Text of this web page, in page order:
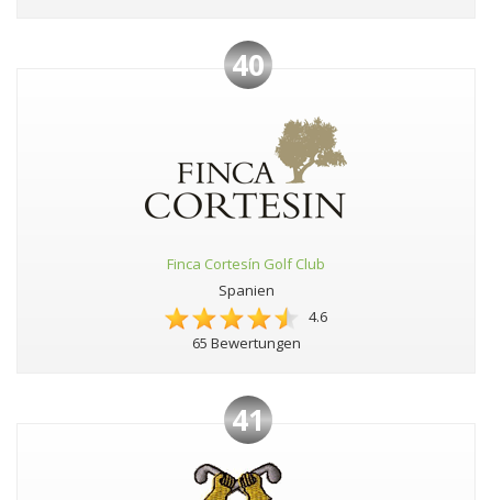
40
Finca Cortesín Golf Club
Spanien
4.6
65 Bewertungen
41